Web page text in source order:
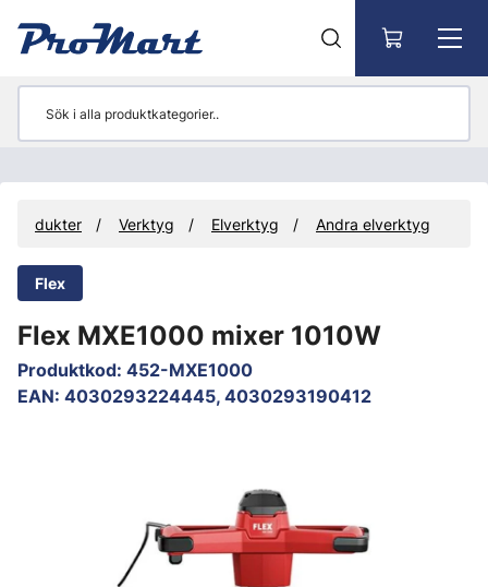
Produkter Verktyg Elverktyg Andra elverktyg
Flex
Flex MXE1000 mixer 1010W
Produktkod: 452-MXE1000
EAN: 4030293224445, 4030293190412